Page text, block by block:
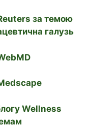
за темою
галузь
Wellness